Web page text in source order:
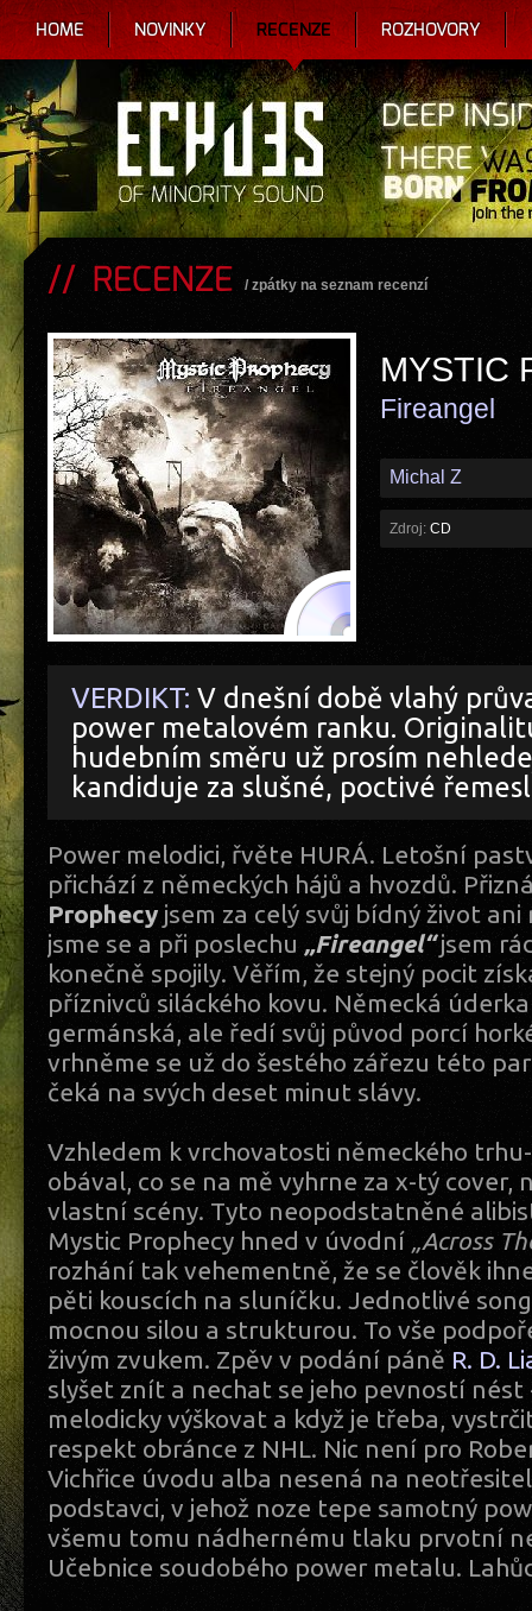
HOME NOVINKY RECENZE ROZHOVORY
RECENZE / zpátky na seznam recenzí
MYSTIC
Fireangel
Michal Z
Zdroj: CD
VERDIKT: V dnešní době vlahý
power metalovém ranku.
hudebním směru už prosím
kandiduje za slušné, poctivé
Power melodici, řvěte HURÁ. Letošní
přichází z německých hájů a hvozdů.
Prophecy jsem za celý svůj bídný život
jsme se a při poslechu „Fireangel“jsem
konečně spojily. Věřím, že stejný pocit
příznivců siláckého kovu. Německá
germánská, ale ředí svůj původ porcí
vrhněme se už do šestého zářezu této
čeká na svých deset minut slávy.
Vzhledem k vrchovatosti německého
obával, co se na mě vyhrne za x-tý
vlastní scény. Tyto neopodstatněné
Mystic Prophecy hned v úvodní „Across
rozhání tak vehementně, že se člověk
pěti kouscích na sluníčku. Jednotlivé
mocnou silou a strukturou. To vše
živým zvukem. Zpěv v podání páně R. D.
slyšet znít a nechat se jeho pevností nést
melodicky výškovat a když je třeba,
respekt obránce z NHL. Nic není pro
Vichřice úvodu alba nesená na
podstavci, v jehož noze tepe samotný
všemu tomu nádhernému tlaku prvotní
Učebnice soudobého power metalu.